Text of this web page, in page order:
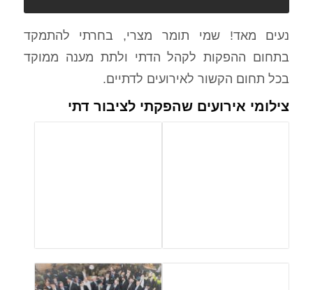
נעים מאד! שמי תומר מצרי, בחרתי להתמקד
בתחום ההפקות לקהל הדתי ולתת מענה ממוקד
בכל תחום הקשור לאירועים לדתיים.
צילומי אירועים שהפקתי לציבור דתי